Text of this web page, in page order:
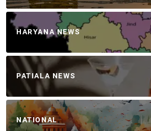
HARYANA NEWS
PATIALA NEWS
NATIONAL